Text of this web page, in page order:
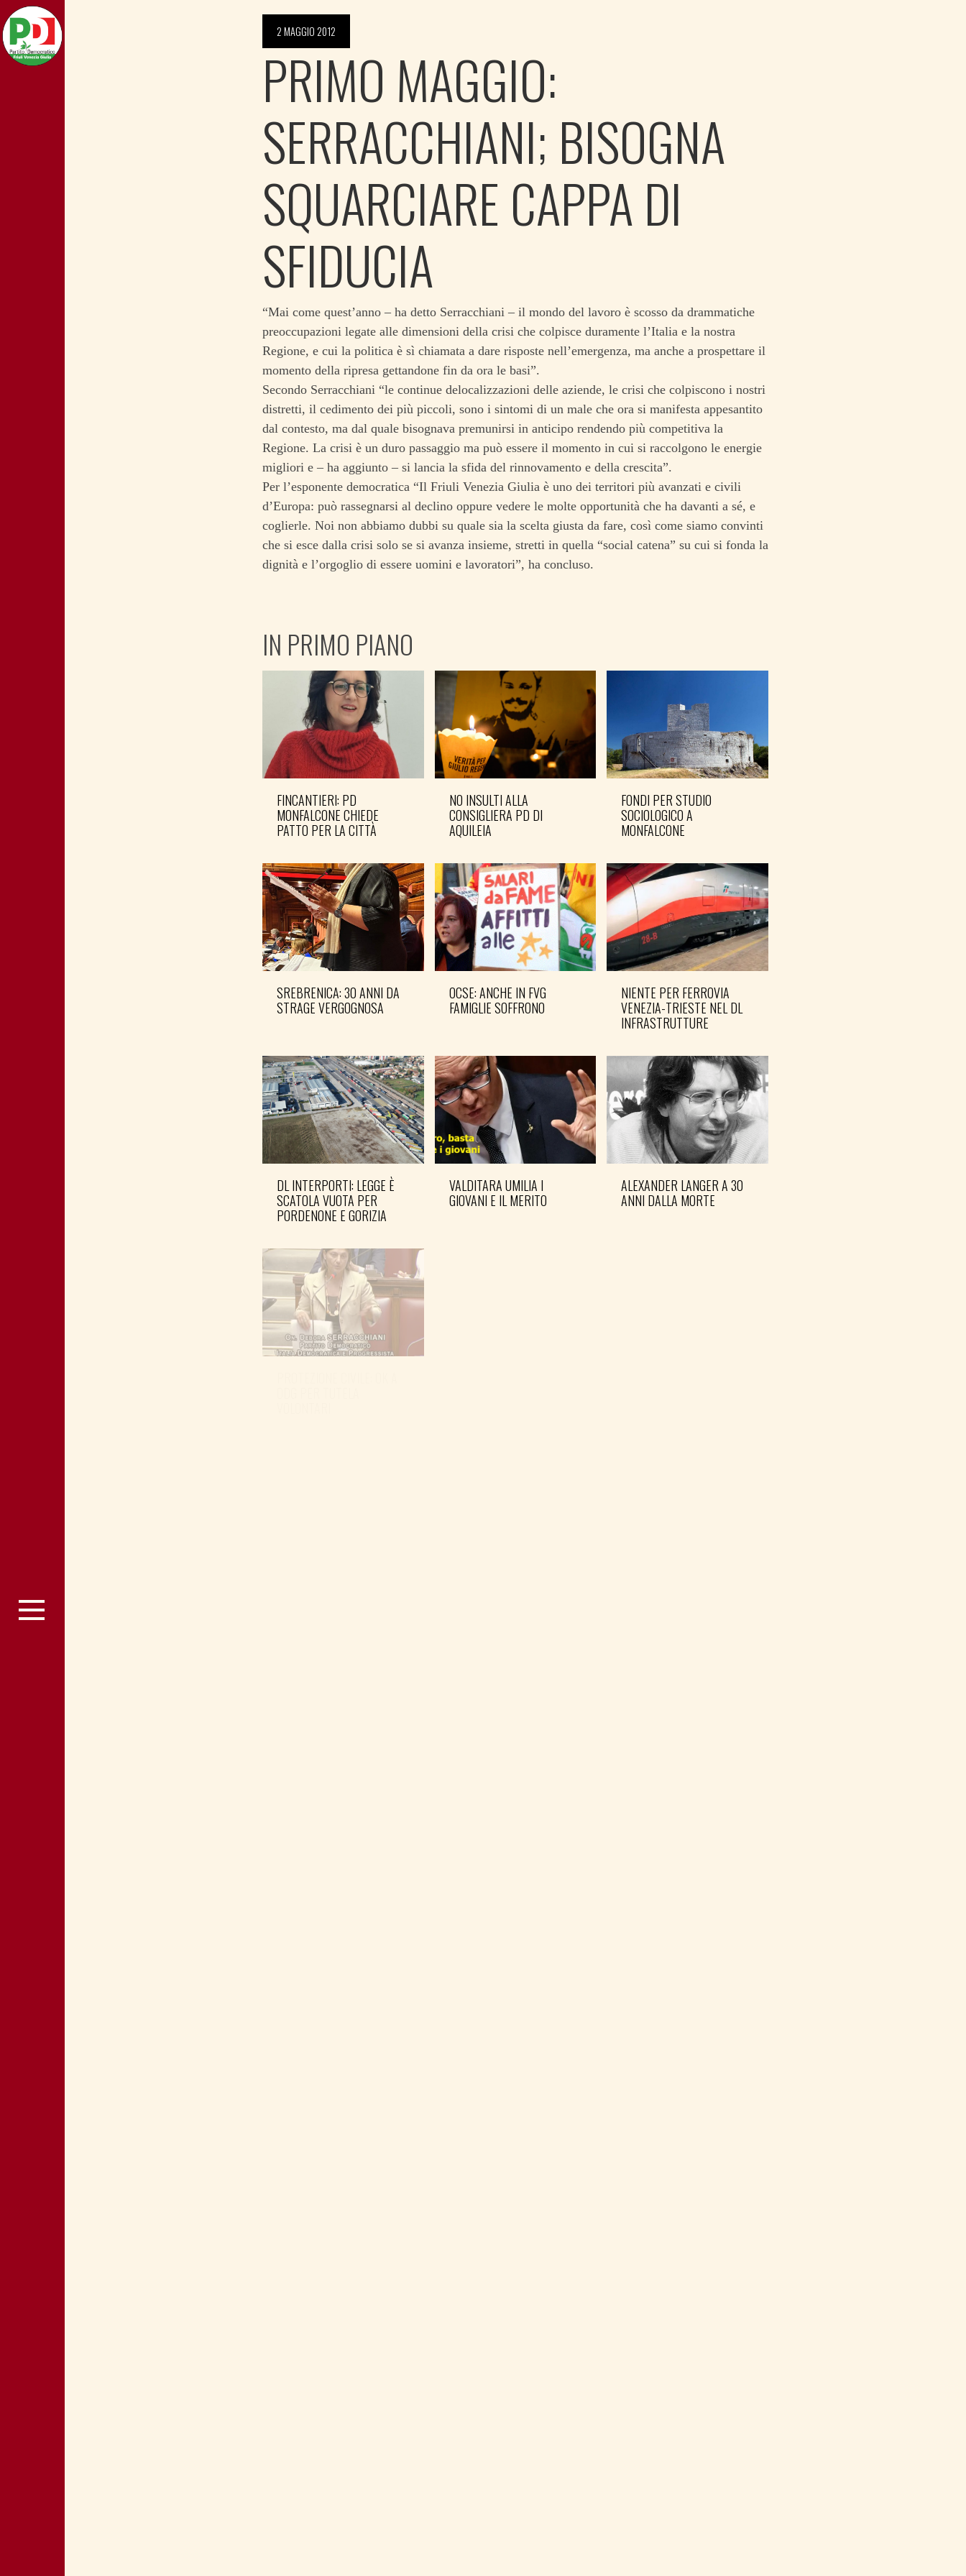
2 MAGGIO 2012
PRIMO MAGGIO:
SERRACCHIANI; BISOGNA
SQUARCIARE CAPPA DI
SFIDUCIA
“Mai come quest’anno – ha detto Serracchiani – il mondo del lavoro è scosso da drammatiche
preoccupazioni legate alle dimensioni della crisi che colpisce duramente l’Italia e la nostra
Regione, e cui la politica è sì chiamata a dare risposte nell’emergenza, ma anche a prospettare il
momento della ripresa gettandone fin da ora le basi”.
Secondo Serracchiani “le continue delocalizzazioni delle aziende, le crisi che colpiscono i nostri
distretti, il cedimento dei più piccoli, sono i sintomi di un male che ora si manifesta appesantito
dal contesto, ma dal quale bisognava premunirsi in anticipo rendendo più competitiva la
Regione. La crisi è un duro passaggio ma può essere il momento in cui si raccolgono le energie
migliori e – ha aggiunto – si lancia la sfida del rinnovamento e della crescita”.
Per l’esponente democratica “Il Friuli Venezia Giulia è uno dei territori più avanzati e civili
d’Europa: può rassegnarsi al declino oppure vedere le molte opportunità che ha davanti a sé, e
coglierle. Noi non abbiamo dubbi su quale sia la scelta giusta da fare, così come siamo convinti
che si esce dalla crisi solo se si avanza insieme, stretti in quella “social catena” su cui si fonda la
dignità e l’orgoglio di essere uomini e lavoratori”, ha concluso.
IN PRIMO PIANO
FINCANTIERI: PD
MONFALCONE CHIEDE
PATTO PER LA CITTÀ
NO INSULTI ALLA
CONSIGLIERA PD DI
AQUILEIA
FONDI PER STUDIO
SOCIOLOGICO A
MONFALCONE
SREBRENICA: 30 ANNI DA
STRAGE VERGOGNOSA
OCSE: ANCHE IN FVG
FAMIGLIE SOFFRONO
NIENTE PER FERROVIA
VENEZIA-TRIESTE NEL DL
INFRASTRUTTURE
DL INTERPORTI: LEGGE È
SCATOLA VUOTA PER
PORDENONE E GORIZIA
VALDITARA UMILIA I
GIOVANI E IL MERITO
ALEXANDER LANGER A 30
ANNI DALLA MORTE